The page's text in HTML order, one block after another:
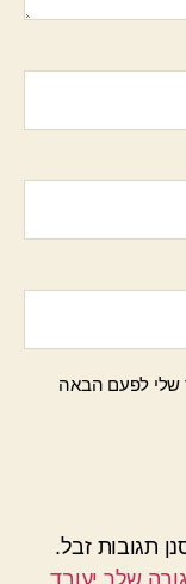
שלי לפעם הבאה
שלך יעובד.